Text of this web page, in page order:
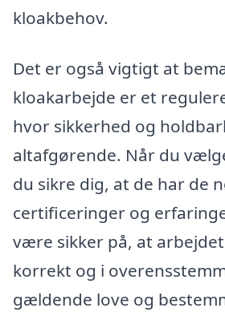
kloakbehov.
Det er også vigtigt at
kloakarbejde er et
hvor sikkerhed og
altafgørende. Når du
du sikre dig, at de har de
certificeringer og
være sikker på, at
korrekt og i
gældende love og